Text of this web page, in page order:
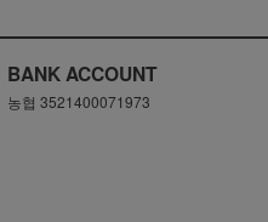
BANK ACCOUNT
농협 3521400071973